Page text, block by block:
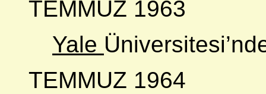
TEMMUZ 1963
Yale
TEMMUZ 1964